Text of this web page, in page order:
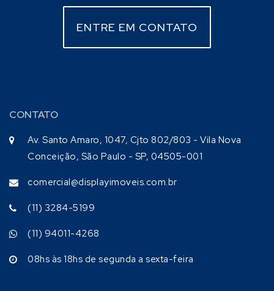
ENTRE EM CONTATO
CONTATO
Av. Santo Amaro, 1047, Cjto 802/803 - Vila Nova
Conceição, São Paulo - SP, 04505-001
comercial@displayimoveis.com.br
(11) 3284-5199
(11) 94011-4268
08hs às 18hs de segunda a sexta-feira